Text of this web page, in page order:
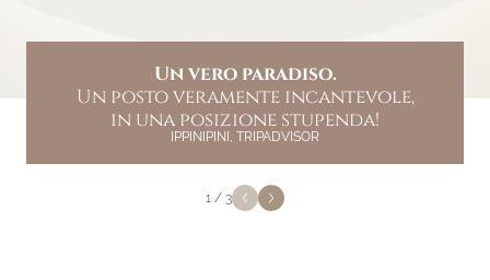
Un vero paradiso.
Un posto veramente incantevole,
in una posizione stupenda!
IPPINIPINI, TRIPADVISOR
Il posto che cerchi da tempo
esiste!
una perla incastonata nello
stupendo mare di Castagneto
Carducci.
TAGMA2025, TRIPADVISOR
Rigenerante... Soggiorno
fantastico!
Tutto perfetto. Ci ritorneremo
sicuramente.
1 / 3